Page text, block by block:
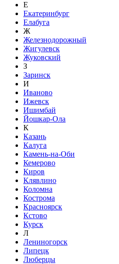
Е
Екатеринбург
Елабуга
Ж
Железнодорожный
Жигулевск
Жуковский
З
Заринск
И
Иваново
Ижевск
Ишимбай
Йошкар-Ола
К
Казань
Калуга
Камень-на-Оби
Кемерово
Киров
Клявлино
Коломна
Кострома
Красноярск
Кстово
Курск
Л
Лениногорск
Липецк
Люберцы